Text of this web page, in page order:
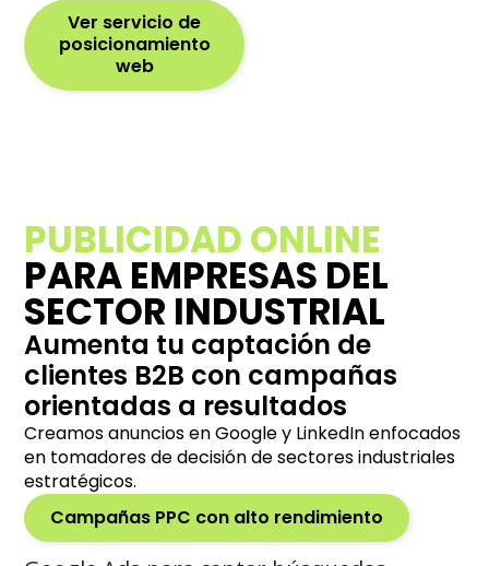
Ver servicio de
posicionamiento
web
PUBLICIDAD ONLINE
PARA EMPRESAS DEL
SECTOR INDUSTRIAL
Aumenta tu captación de
clientes B2B con campañas
orientadas a resultados
Creamos anuncios en Google y LinkedIn enfocados
en tomadores de decisión de sectores industriales
estratégicos.
Campañas PPC con alto rendimiento